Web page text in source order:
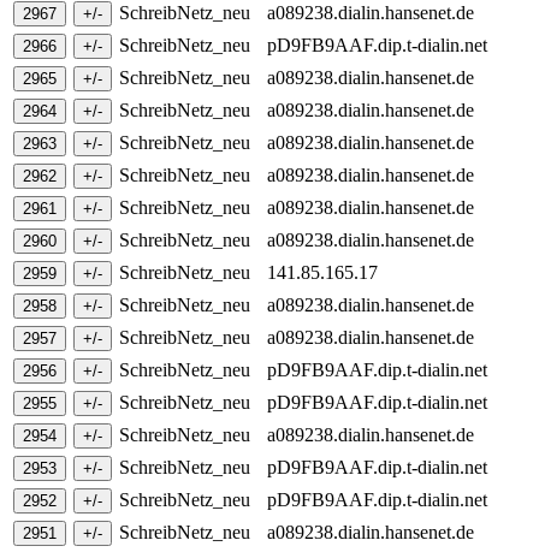
SchreibNetz_neu
a089238.dialin.hansenet.de
SchreibNetz_neu
pD9FB9AAF.dip.t-dialin.net
SchreibNetz_neu
a089238.dialin.hansenet.de
SchreibNetz_neu
a089238.dialin.hansenet.de
SchreibNetz_neu
a089238.dialin.hansenet.de
SchreibNetz_neu
a089238.dialin.hansenet.de
SchreibNetz_neu
a089238.dialin.hansenet.de
SchreibNetz_neu
a089238.dialin.hansenet.de
SchreibNetz_neu
141.85.165.17
SchreibNetz_neu
a089238.dialin.hansenet.de
SchreibNetz_neu
a089238.dialin.hansenet.de
SchreibNetz_neu
pD9FB9AAF.dip.t-dialin.net
SchreibNetz_neu
pD9FB9AAF.dip.t-dialin.net
SchreibNetz_neu
a089238.dialin.hansenet.de
SchreibNetz_neu
pD9FB9AAF.dip.t-dialin.net
SchreibNetz_neu
pD9FB9AAF.dip.t-dialin.net
SchreibNetz_neu
a089238.dialin.hansenet.de